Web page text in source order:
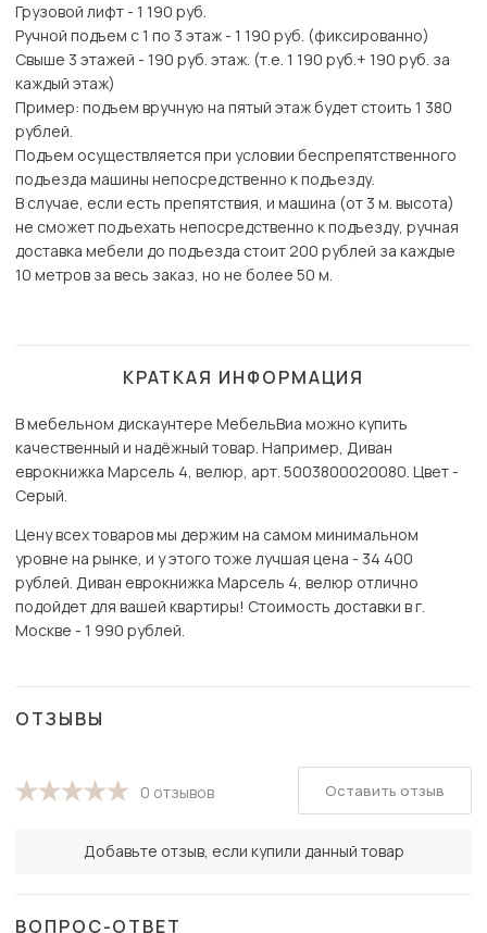
Грузовой лифт - 1 190 руб.
Ручной подъем с 1 по 3 этаж - 1 190 руб. (фиксированно)
Свыше 3 этажей - 190 руб. этаж. (т.е. 1 190 руб.+ 190 руб. за
каждый этаж)
Пример: подъем вручную на пятый этаж будет стоить 1 380
рублей.
Подъем осуществляется при условии беспрепятственного
подъезда машины непосредственно к подъезду.
В случае, если есть препятствия, и машина (от 3 м. высота)
не сможет подъехать непосредственно к подъезду, ручная
доставка мебели до подъезда стоит 200 рублей за каждые
10 метров за весь заказ, но не более 50 м.
КРАТКАЯ ИНФОРМАЦИЯ
В мебельном дискаунтере МебельВиа можно купить
качественный и надёжный товар. Например, Диван
еврокнижка Марсель 4, велюр, арт. 5003800020080. Цвет -
Серый.
Цену всех товаров мы держим на самом минимальном
уровне на рынке, и у этого тоже лучшая цена - 34 400
рублей. Диван еврокнижка Марсель 4, велюр отлично
подойдет для вашей квартиры! Стоимость доставки в г.
Москве - 1 990 рублей.
ОТЗЫВЫ
0 отзывов
Добавьте отзыв, если купили данный товар
Оставить отзыв
ВОПРОС-ОТВЕТ